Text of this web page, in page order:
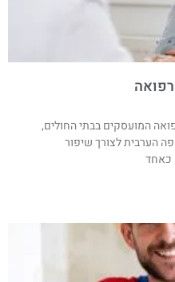
המועסקים בבתי החולים,
הערבית לצורך שיפור
כאחד